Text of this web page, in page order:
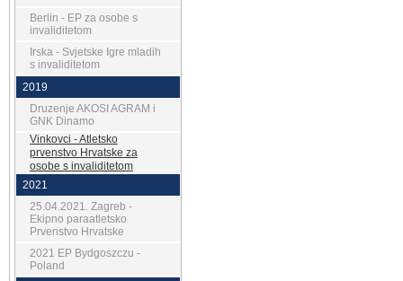
Berlin - EP za osobe s
invaliditetom
Irska - Svjetske Igre mladih
s invaliditetom
2019
Druzenje AKOSI AGRAM i
GNK Dinamo
Vinkovci - Atletsko
prvenstvo Hrvatske za
osobe s invaliditetom
2021
25.04.2021. Zagreb -
Ekipno paraatletsko
Prvenstvo Hrvatske
2021 EP Bydgoszczu -
Poland